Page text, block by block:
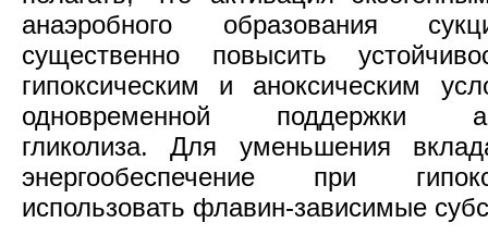
анаэробного образования
существенно повысить
гипоксическим и аноксическим
одновременной поддержки
гликолиза. Для уменьшения
энергообеспечение при
использовать флавин-зависимые